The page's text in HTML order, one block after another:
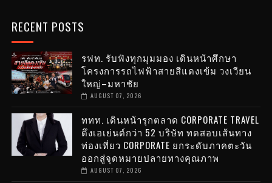
RECENT POSTS
รฟท. รับฟังทุกมุมมอง เดินหน้าศึกษา
โครงการรถไฟฟ้าสายสีแดงเข้ม วงเวียน
ใหญ่–มหาชัย
AUGUST 07, 2026
ททท. เดินหน้ารุกตลาด CORPORATE TRAVEL
ดึงเอเย่นต์กว่า 52 บริษัท ทดสอบเส้นทาง
ท่องเที่ยว CORPORATE ยกระดับภาคตะวัน
ออกสู่จุดหมายปลายทางคุณภาพ
AUGUST 07, 2026